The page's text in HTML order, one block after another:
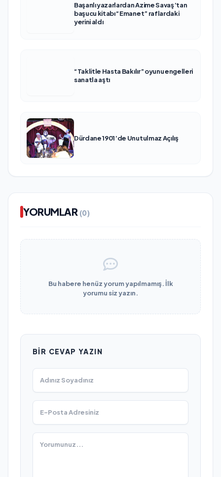
Başarılı yazarlardan Azime Savaş’tan
başucu kitabı “Emanet” raflardaki
yerini aldı
“Taklitle Hasta Bakılır” oyunu engelleri
sanatla aştı
Dürdane 1901’de Unutulmaz Açılış
YORUMLAR (0)
Bu habere henüz yorum yapılmamış. İlk
yorumu siz yazın.
BIR CEVAP YAZIN